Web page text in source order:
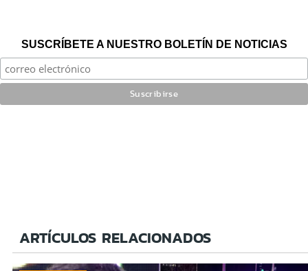
SUSCRÍBETE A NUESTRO BOLETÍN DE NOTICIAS
ARTÍCULOS RELACIONADOS